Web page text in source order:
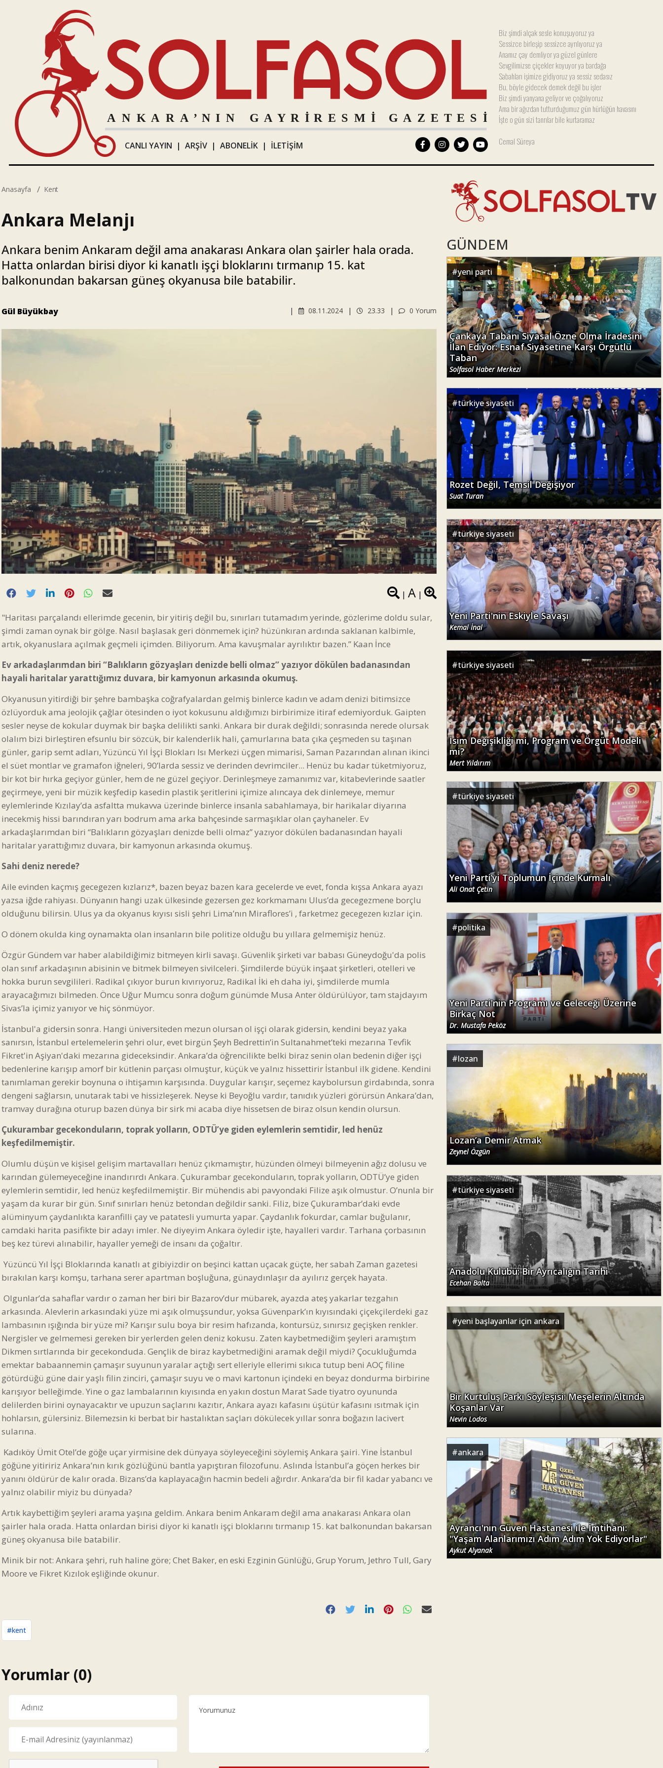
CANLI YAYIN |ARŞİV |ABONELİK | İLETİŞİM
Biz şimdi alçak sesle konuşuyoruz ya
Sessizce birleşip sessizce ayrılıyoruz ya
Anamız çay demliyor ya güzel günlere
Sevgilimizse çiçekler koyuyor ya bardağa
Sabahları işimize gidiyoruz ya sessiz sedasız
Bu, böyle gidecek demek değil bu işler
Biz şimdi yanyana geliyor ve çoğalıyoruz
Ama bir ağızdan tutturduğumuz gün hürlüğün havasını
İşte o gün sizi tanrılar bile kurtaramaz
Cemal Süreya
Anasayfa Kent
Ankara Melanjı
Ankara benim Ankaram değil ama anakarası Ankara olan şairler hala orada.
Hatta onlardan birisi diyor ki kanatlı işçi bloklarını tırmanıp 15. kat
balkonundan bakarsan güneş okyanusa bile batabilir.
Gül Büyükbay 0 Yorum
23.33
08.11.2024
| A |
"Haritası parçalandı ellerimde gecenin, bir yitiriş değil bu, sınırları tutamadım yerinde, gözlerime doldu sular,
şimdi zaman oynak bir gölge. Nasıl başlasak geri dönmemek için? hüzünkıran ardında saklanan kalbimle,
artık, okyanuslara açılmak geçmeli içimden. Biliyorum. Ama kavuşmalar ayrılıktır bazen.” Kaan İnce
Ev arkadaşlarımdan biri “Balıkların gözyaşları denizde belli olmaz’’ yazıyor dökülen badanasından
hayali haritalar yarattığımız duvara, bir kamyonun arkasında okumuş.
Okyanusun yitirdiği bir şehre bambaşka coğrafyalardan gelmiş binlerce kadın ve adam denizi bitimsizce
özlüyorduk ama jeolojik çağlar ötesinden o iyot kokusunu aldığımızı birbirimize itiraf edemiyorduk. Gaipten
sesler neyse de kokular duymak bir başka delilikti sanki. Ankara bir durak değildi; sonrasında nerede olursak
olalım bizi birleştiren efsunlu bir sözcük, bir kalenderlik hali, çamurlarına bata çıka çeşmeden su taşınan
günler, garip semt adları, Yüzüncü Yıl İşçi Blokları Isı Merkezi üçgen mimarisi, Saman Pazarından alınan ikinci
el süet montlar ve gramafon iğneleri, 90’larda sessiz ve derinden devrimciler... Henüz bu kadar tüketmiyoruz,
bir kot bir hırka geçiyor günler, hem de ne güzel geçiyor. Derinleşmeye zamanımız var, kitabevlerinde saatler
geçirmeye, yeni bir müzik keşfedip kasedin plastik şeritlerini içimize alıncaya dek dinlemeye, memur
eylemlerinde Kızılay’da asfaltta mukavva üzerinde binlerce insanla sabahlamaya, bir harikalar diyarına
inecekmiş hissi barındıran yarı bodrum ama arka bahçesinde sarmaşıklar olan çayhaneler. Ev
arkadaşlarımdan biri “Balıkların gözyaşları denizde belli olmaz’’ yazıyor dökülen badanasından hayali
haritalar yarattığımız duvara, bir kamyonun arkasında okumuş.
Sahi deniz nerede?
Aile evinden kaçmış gecegezen kızlarız*, bazen beyaz bazen kara gecelerde ve evet, fonda kışsa Ankara ayazı
yazsa iğde rahiyası. Dünyanın hangi uzak ülkesinde gezersen gez korkmamanı Ulus’da gecegezmene borçlu
olduğunu bilirsin. Ulus ya da okyanus kıyısı sisli şehri Lima’nın Miraflores’i , farketmez gecegezen kızlar için.
O dönem okulda king oynamakta olan insanların bile politize olduğu bu yıllara gelmemişiz henüz.
Özgür Gündem var haber alabildiğimiz bitmeyen kirli savaşı. Güvenlik şirketi var babası Güneydoğu'da polis
olan sınıf arkadaşının abisinin ve bitmek bilmeyen sivilceleri. Şimdilerde büyük inşaat şirketleri, otelleri ve
hokka burun sevgilileri. Radikal çıkıyor burun kıvırıyoruz, Radikal İki eh daha iyi, şimdilerde mumla
arayacağımızı bilmeden. Önce Uğur Mumcu sonra doğum günümde Musa Anter öldürülüyor, tam stajdayım
Sivas’la içimiz yanıyor ve hiç sönmüyor.
İstanbul'a gidersin sonra. Hangi üniversiteden mezun olursan ol işçi olarak gidersin, kendini beyaz yaka
sanırsın, İstanbul ertelemelerin şehri olur, evet birgün Şeyh Bedrettin’in Sultanahmet’teki mezarına Tevfik
Fikret'in Aşiyan'daki mezarına gideceksindir. Ankara’da öğrencilikte belki biraz senin olan bedenin diğer işçi
bedenlerine karışıp amorf bir kütlenin parçası olmuştur, küçük ve yalnız hissettirir İstanbul ilk gidene. Kendini
tanımlaman gerekir boynuna o ihtişamın karşısında. Duygular karışır, seçemez kaybolursun girdabında, sonra
dengeni sağlarsın, unutarak tabi ve hissizleşerek. Neyse ki Beyoğlu vardır, tanıdık yüzleri görürsün Ankara’dan,
tramvay durağına oturup bazen dünya bir sirk mi acaba diye hissetsen de biraz olsun kendin olursun.
Çukurambar gecekonduların, toprak yolların, ODTÜ’ye giden eylemlerin semtidir, led henüz
keşfedilmemiştir.
Olumlu düşün ve kişisel gelişim martavalları henüz çıkmamıştır, hüzünden ölmeyi bilmeyenin ağız dolusu ve
karından gülemeyeceğine inandırırdı Ankara. Çukurambar gecekonduların, toprak yolların, ODTÜ’ye giden
eylemlerin semtidir, led henüz keşfedilmemiştir. Bir mühendis abi pavyondaki Filize aşık olmustur. O’nunla bir
yaşam da kurar bir gün. Sınıf sınırları henüz betondan değildir sanki. Filiz, bize Çukurambar’daki evde
alüminyum çaydanlıkta karanfilli çay ve patatesli yumurta yapar. Çaydanlık fokurdar, camlar buğulanır,
camdaki harita pasifikte bir adayı imler. Ne diyeyim Ankara öyledir işte, hayalleri vardır. Tarhana çorbasının
beş kez türevi alınabilir, hayaller yemeği de insanı da çoğaltır.
Yüzüncü Yıl İşçi Bloklarında kanatlı at gibiyizdir on beşinci kattan uçacak güçte, her sabah Zaman gazetesi
bırakılan karşı komşu, tarhana serer apartman boşluğuna, günaydınlaşır da ayılırız gerçek hayata.
Olgunlar’da sahaflar vardır o zaman her biri bir Bazarov’dur mübarek, ayazda ateş yakarlar tezgahın
arkasında. Alevlerin arkasındaki yüze mi aşık olmuşsundur, yoksa Güvenpark’ın kıyısındaki çiçekçilerdeki gaz
lambasının ışığında bir yüze mi? Karışır sulu boya bir resim hafızanda, kontursüz, sınırsız geçişken renkler.
Nergisler ve gelmemesi gereken bir yerlerden gelen deniz kokusu. Zaten kaybetmediğim şeyleri aramıştım
Dikmen sırtlarında bir gecekonduda. Gençlik de biraz kaybetmediğini aramak değil miydi? Çocukluğumda
emektar babaannemin çamaşır suyunun yaralar açtığı sert elleriyle ellerimi sıkıca tutup beni AOÇ filine
götürdüğü güne dair yaşlı filin zinciri, çamaşır suyu ve o mavi kartonun içindeki en beyaz dondurma birbirine
karışıyor belleğimde. Yine o gaz lambalarının kıyısında en yakın dostun Marat Sade tiyatro oyununda
delilerden birini oynayacaktır ve upuzun saçlarını kazıtır, Ankara ayazı kafasını üşütür kafasını ısıtmak için
hohlarsın, gülersiniz. Bilemezsin ki berbat bir hastalıktan saçları dökülecek yıllar sonra boğazın lacivert
sularına.
Kadıköy Ümit Otel’de göğe uçar yirmisine dek dünyaya söyleyeceğini söylemiş Ankara şairi. Yine İstanbul
göğüne yitiririz Ankara’nın kırık gözlüğünü bantla yapıştıran filozofunu. Aslında İstanbul’a göçen herkes bir
yanını öldürür de kalır orada. Bizans’da kaplayacağın hacmin bedeli ağırdır. Ankara’da bir fil kadar yabancı ve
yalnız olabilir miyiz bu dünyada?
Artık kaybettiğim şeyleri arama yaşına geldim. Ankara benim Ankaram değil ama anakarası Ankara olan
şairler hala orada. Hatta onlardan birisi diyor ki kanatlı işçi bloklarını tırmanıp 15. kat balkonundan bakarsan
güneş okyanusa bile batabilir.
Minik bir not: Ankara şehri, ruh haline göre; Chet Baker, en eski Ezginin Günlüğü, Grup Yorum, Jethro Tull, Gary
Moore ve Fikret Kızılok eşliğinde okunur.
#kent
Yorumlar (0)
GÜNDEM
#yeni parti
Çankaya Tabanı Siyasal Özne Olma İradesini
İlan Ediyor: Esnaf Siyasetine Karşı Örgütlü
Taban
Solfasol Haber Merkezi
#türkiye siyaseti
Rozet Değil, Temsil Değişiyor
Suat Turan
#türkiye siyaseti
Yeni Parti'nin Eskiyle Savaşı
Kemal İnal
#türkiye siyaseti
İsim Değişikliği mi, Program ve Örgüt Modeli
mi?
Mert Yıldırım
#türkiye siyaseti
Yeni Parti’yi Toplumun İçinde Kurmalı
Ali Onat Çetin
#politika
Yeni Parti'nin Programı ve Geleceği Üzerine
Birkaç Not
Dr. Mustafa Peköz
#lozan
Lozan’a Demir Atmak
Zeynel Özgün
#türkiye siyaseti
Anadolu Kulübü: Bir Ayrıcalığın Tarihi
Ecehan Balta
#yeni başlayanlar için ankara
Bir Kurtuluş Parkı Söyleşisi: Meşelerin Altında
Koşanlar Var
Nevin Lodos
#ankara
Ayrancı'nın Güven Hastanesi ile İmtihanı:
"Yaşam Alanlarımızı Adım Adım Yok Ediyorlar"
Aykut Alyanak